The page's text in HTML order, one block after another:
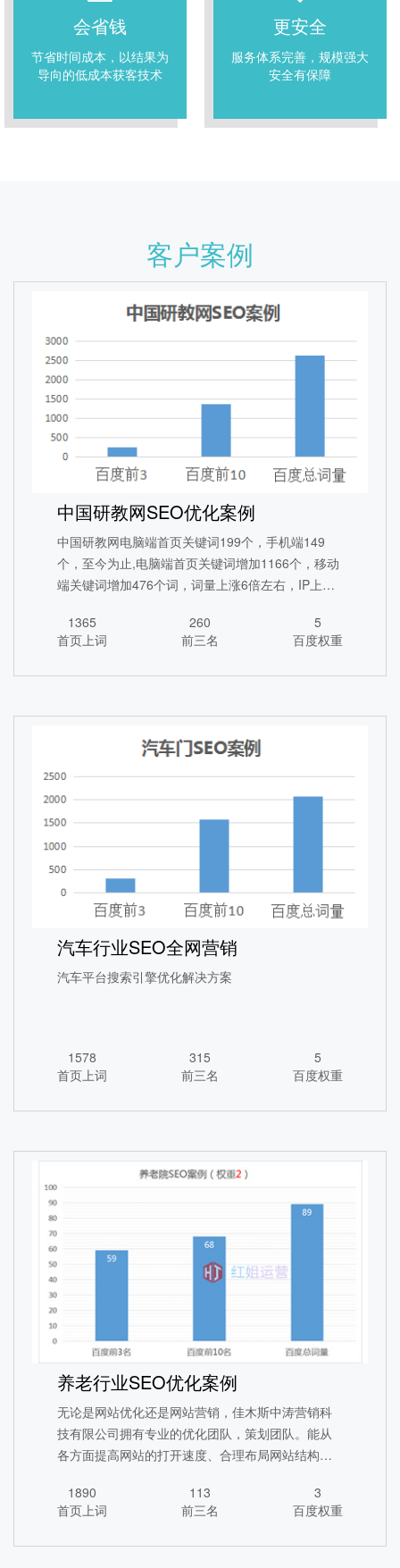
会省钱
节省时间成本，以结果为
导向的低成本获客技术
更安全
服务体系完善，规模强大
安全有保障
客户案例
中国研教网SEO优化案例
中国研教网电脑端首页关键词199个，手机端149
个，至今为止,电脑端首页关键词增加1166个，移动
端关键词增加476个词，词量上涨6倍左右，IP上涨5
1365
首页上词
260
前三名
5
百度权重
1365
260
汽车行业SEO全网营销
汽车平台搜索引擎优化解决方案
1578
首页上词
315
前三名
5
百度权重
1578
315
查看详情
养老行业SEO优化案例
无论是网站优化还是网站营销，佳木斯中涛营销科
技有限公司拥有专业的优化团队，策划团队。能从
各方面提高网站的打开速度、合理布局网站结构，
1890
首页上词
113
前三名
3
百度权重